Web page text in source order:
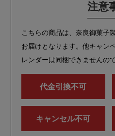
注意
こちらの商品は、奈良御菓子
お届けとなります。他キャン
レンダーは同梱できませんの
代金引換不可
キャンセル不可